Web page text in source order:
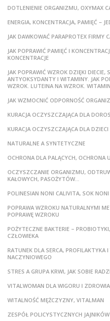
DOTLENIENIE ORGANIZMU, OXYMAX
ENERGIA, KONCENTRACJA, PAMIĘĆ –
JAK DAWKOWAĆ PARAPROTEX FIRMY
JAK POPRAWIĆ PAMIĘĆ I
KONCENTRACJE
JAK POPRAWIĆ WZROK DZIĘKI
ANTYOKSYDANTY I WITAMINY. JAK
WZROK. LUTEINA NA WZROK.
JAK WZMOCNIĆ ODPORNOŚĆ
KURACJA OCZYSZCZAJĄCA DLA
KURACJA OCZYSZCZAJĄCA DLA
NATURALNE A SYNTETYCZNE
OCHRONA DLA PALĄCYCH, OCHRONA
OCZYSZCZANIE ORGANIZMU,
KAŁOWYCH, PASOŻYTÓW…
POLINESIAN NONI CALIVITA, SOK
POPRAWA WZROKU NATURALNYMI
POPRAWĘ WZROKU
POŻYTECZNE BAKTERIE –
CZŁOWIEKA
RATUNEK DLA SERCA, PROFILAKTYKA
NACZYNIOWEGO
STRES A GRUPA KRWI, JAK SOBIE
VITALWOMAN DLA WIGORU I
WITALNOŚĆ MĘŻCZYZNY, VITALMAN
ZESPÓŁ POLICYSTYCZNYCH JAJNIKÓW